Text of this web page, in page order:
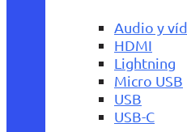
Audio y
HDMI
Lightning
Micro USB
USB
USB-C